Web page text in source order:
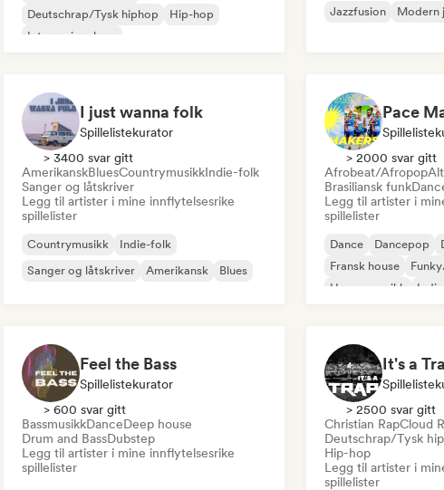
Deutschrap/Tysk hiphop
Hip-hop
Internasjonal rap
Rap/Trap Italiensk
Jazzfusion
Modern
I just wanna folk
Spillelistekurator
> 3400 svar gitt
AmerikanskBluesCountrymusikkIndie-folk
Sanger og låtskriver
Legg til artister i mine innflytelsesrike
spillelister
Countrymusikk
Indie-folk
Sanger og låtskriver
Amerikansk Blues
Pace
> 2000 svar gitt
Afrobeat/Afropop
Brasiliansk funk
Legg til artister i
spillelister
Dance Dancepop
Fransk house
House-musikk
Indie
Feel the Bass
Spillelistekurator
> 600 svar gitt
BassmusikkDanceDeep house
Drum and BassDubstep
Legg til artister i mine innflytelsesrike
spillelister
> 2500 svar gitt
Christian RapCloud
Deutschrap/Tysk
Hip-hop
Legg til artister i
spillelister